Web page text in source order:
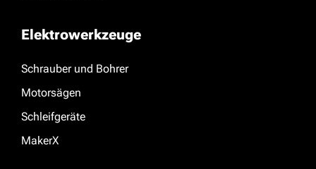
Elektrowerkzeuge
Schrauber und Bohrer
Motorsägen
Schleifgeräte
MakerX